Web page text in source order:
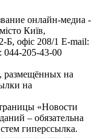
онлайн-медиа -
Київ,
офіс 208/1 E-mail:
044-205-43-00
размещённых на
на
«Новости
– обязательна
гиперссылка.